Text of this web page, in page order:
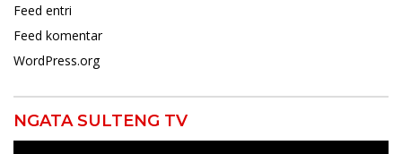
Feed entri
Feed komentar
WordPress.org
NGATA SULTENG TV